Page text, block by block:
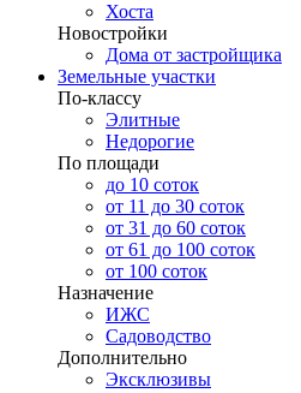
Хоста
Новостройки
Дома от застройщика
Земельные участки
По-классу
Элитные
Недорогие
По площади
до 10 соток
от 11 до 30 соток
от 31 до 60 соток
от 61 до 100 соток
от 100 соток
Назначение
ИЖС
Садоводство
Дополнительно
Эксклюзивы